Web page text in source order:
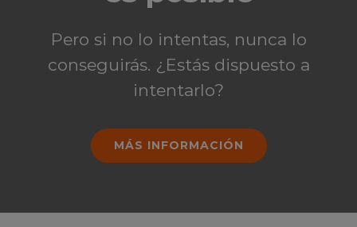
Pero si no lo intentas, nunca lo
conseguirás. ¿Estás dispuesto a
intentarlo?
MÁS INFORMACIÓN
|Política de privacidad Política de cookies